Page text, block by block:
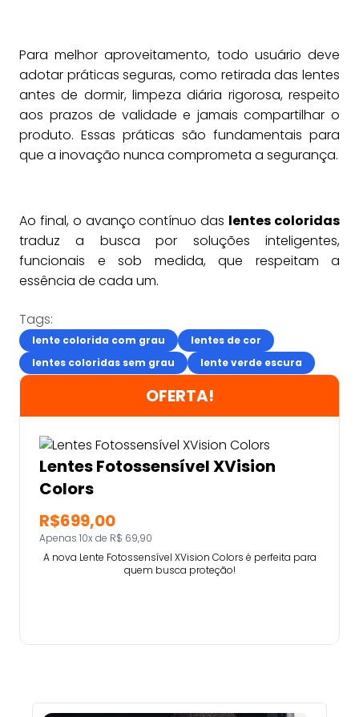
Para melhor aproveitamento, todo usuário deve
adotar práticas seguras, como retirada das lentes
antes de dormir, limpeza diária rigorosa, respeito
aos prazos de validade e jamais compartilhar o
produto. Essas práticas são fundamentais para
que a inovação nunca comprometa a segurança.
Ao final, o avanço contínuo das lentes coloridas
traduz a busca por soluções inteligentes,
funcionais e sob medida, que respeitam a
essência de cada um.
Tags:
lente colorida com grau
lentes de cor
lentes coloridas sem grau
lente verde escura
OFERTA!
Lentes Fotossensível XVision
Colors
R$699,00
Apenas 10x de R$ 69,90
A nova Lente Fotossensível XVision Colors é perfeita para
quem busca proteção!